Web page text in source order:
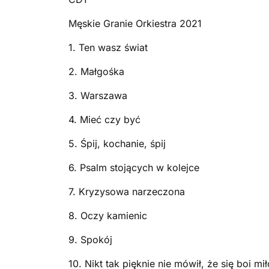
Męskie Granie Orkiestra 2021
1. Ten wasz świat
2. Małgośka
3. Warszawa
4. Mieć czy być
5. Śpij, kochanie, śpij
6. Psalm stojących w kolejce
7. Kryzysowa narzeczona
8. Oczy kamienic
9. Spokój
10. Nikt tak pięknie nie mówił, że się boi